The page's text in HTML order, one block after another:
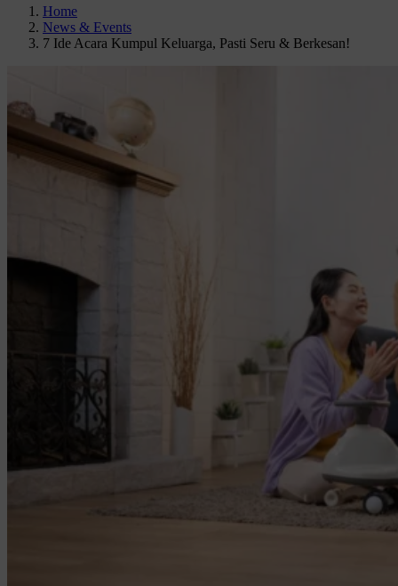
Home
News & Events
7 Ide Acara Kumpul Keluarga, Pasti Seru & Berkesan!